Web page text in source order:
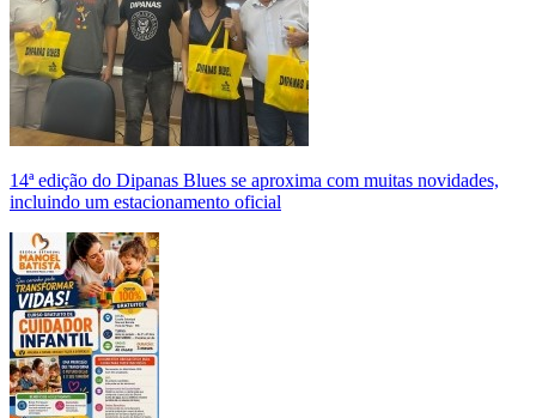
14ª edição do Dipanas Blues se aproxima com muitas novidades,
incluindo um estacionamento oficial